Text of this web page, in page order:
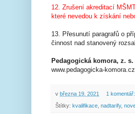
12. Zrušení akreditací
které nevedou k získání
13. Přesunutí paragrafů o
činnost nad stanovený
Pedagogická komora, z. s.
www.pedagogicka-komora.cz
v března 19, 2021 1 komentář:
Štítky: kvalifikace nadtarify,